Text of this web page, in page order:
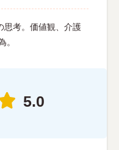
思考。価値観、介護
。
5.0